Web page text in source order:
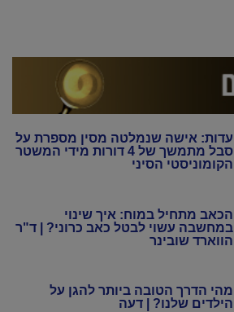
עדות: אישה שנמלטה מסין מספרת על
סבל מתמשך של 4 דורות מידי המשטר
הקומוניסטי הסיני
הכאב מתחיל במוח: איך שינוי
במחשבה עשוי לבטל כאב כרוני? | ד"ר
הווארד שובינר
מהי הדרך הטובה ביותר להגן על
הילדים שלנו? | דעה